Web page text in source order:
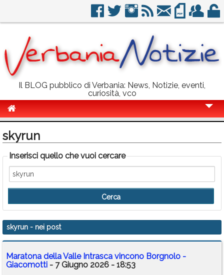
Il BLOG pubblico di Verbania: News, Notizie, eventi,
curiosità, vco
Politica
Sport
Eventi
Info Utili
Rubriche
Calendario
Annunci
skyrun
Inserisci quello che vuoi cercare
skyrun - nei post
Maratona della Valle Intrasca vincono Borgnolo -
Giacomotti - 7 Giugno 2026 - 18:53